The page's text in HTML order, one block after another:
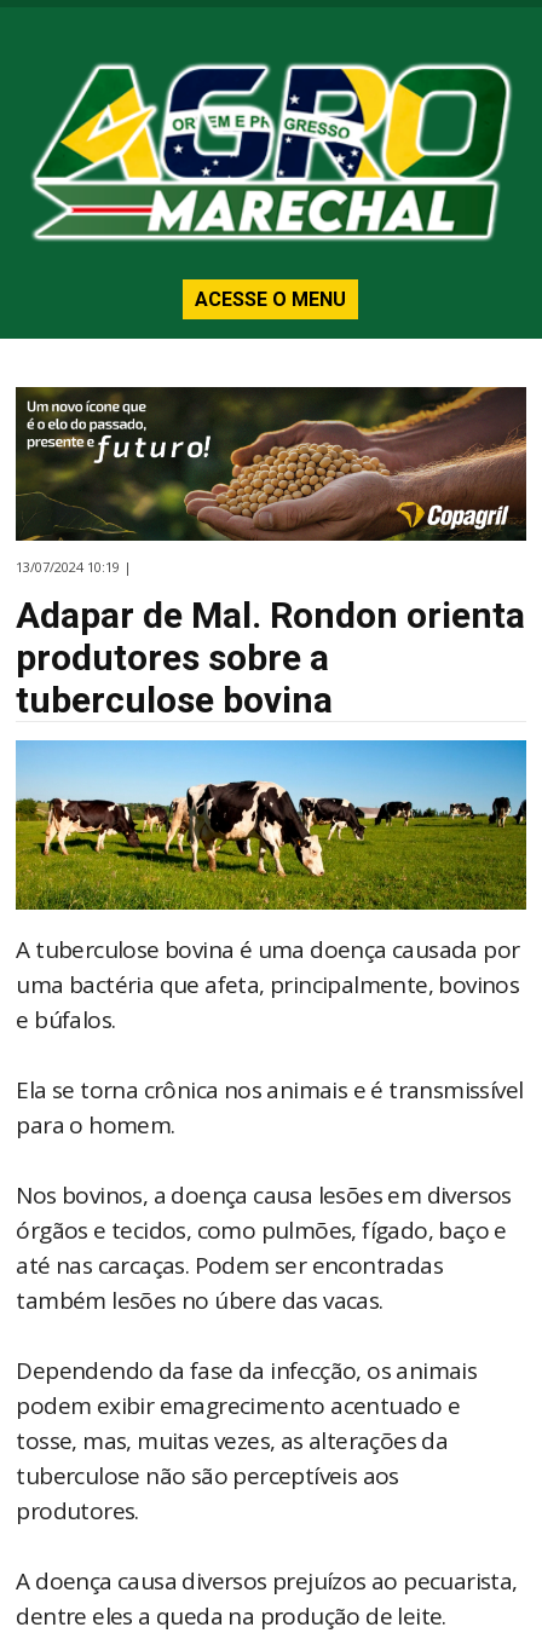
ACESSE O MENU
13/07/2024 10:19 |
Adapar de Mal. Rondon orienta
produtores sobre a
tuberculose bovina
A tuberculose bovina é uma doença causada por
uma bactéria que afeta, principalmente, bovinos
e búfalos.
Ela se torna crônica nos animais e é transmissível
para o homem.
Nos bovinos, a doença causa lesões em diversos
órgãos e tecidos, como pulmões, fígado, baço e
até nas carcaças. Podem ser encontradas
também lesões no úbere das vacas.
Dependendo da fase da infecção, os animais
podem exibir emagrecimento acentuado e
tosse, mas, muitas vezes, as alterações da
tuberculose não são perceptíveis aos
produtores.
A doença causa diversos prejuízos ao pecuarista,
dentre eles a queda na produção de leite.